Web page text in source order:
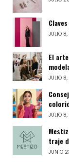
JULIO
El
JULIO
JULIO
traje
JUNIO